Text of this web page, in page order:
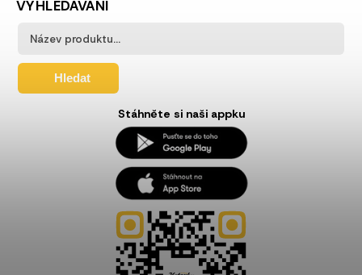
VYHLEDÁVÁNÍ
Hledat
Stáhněte si naši appku